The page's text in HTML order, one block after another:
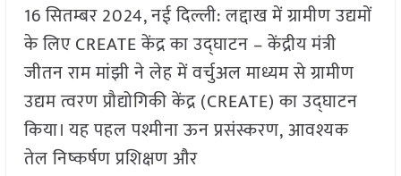
16 सितम्बर 2024, नई दिल्ली: लद्दाख में ग्रामीण उद्यमों
के लिए CREATE केंद्र का उद्घाटन – केंद्रीय मंत्री
जीतन राम मांझी ने लेह में वर्चुअल माध्यम से ग्रामीण
उद्यम त्वरण प्रौद्योगिकी केंद्र (CREATE) का उद्घाटन
किया। यह पहल पश्मीना ऊन प्रसंस्करण, आवश्यक
तेल निष्कर्षण प्रशिक्षण और